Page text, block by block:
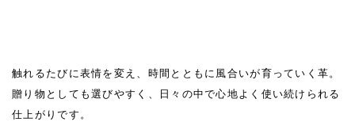
触れるたびに表情を変え、時間とともに風合いが育っていく革。
贈り物としても選びやすく、日々の中で心地よく使い続けられる
仕上がりです。